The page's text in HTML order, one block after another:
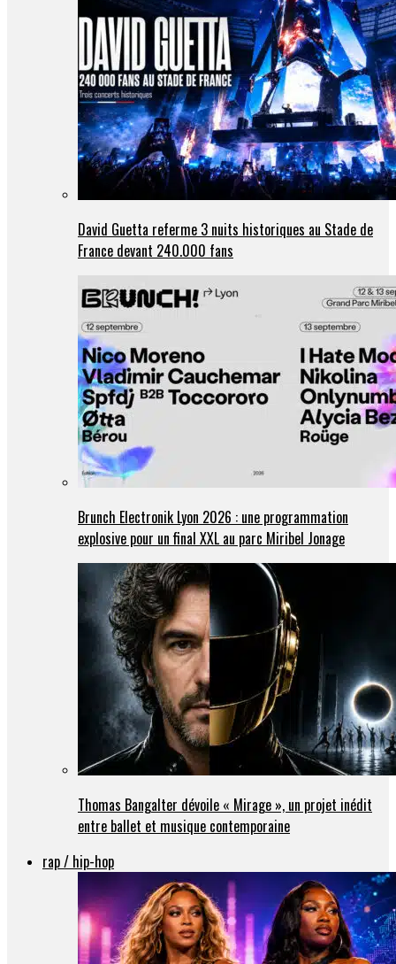
David Guetta referme 3 nuits historiques au Stade de
France devant 240.000 fans
Brunch Electronik Lyon 2026 : une programmation
explosive pour un final XXL au parc Miribel Jonage
Thomas Bangalter dévoile « Mirage », un projet inédit
entre ballet et musique contemporaine
rap / hip-hop